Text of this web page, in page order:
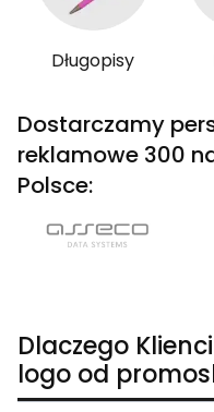
Długopisy
Dostarczamy
reklamowe 300
Polsce:
Dlaczego
logo od